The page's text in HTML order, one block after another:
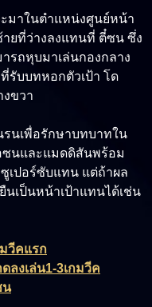
มาในตำแหน่งศูนย์หน้า
ยที่ว่างลงแทนที่ ตี๋ซน ซึ่ง
รถหุบมาเล่นกองกลาง
รับบทหอกตัวเป้า โด
งขวา
รนเพื่อรักษาบทบาทใน
ซนและแมดดิสันพร้อม
เปอร์ซับแทน แต่ถ้าผล
นเป็นหน้าเป้าแทนได้เช่น
วีคแรก
ลงเล่น1-3เกมวีค
น